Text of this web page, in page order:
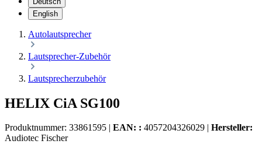
English
Autolautsprecher
Lautsprecher-Zubehör
Lautsprecherzubehör
HELIX CiA SG100
Produktnummer: 33861595 EAN: : 4057204326029
Hersteller:
Audiotec Fischer